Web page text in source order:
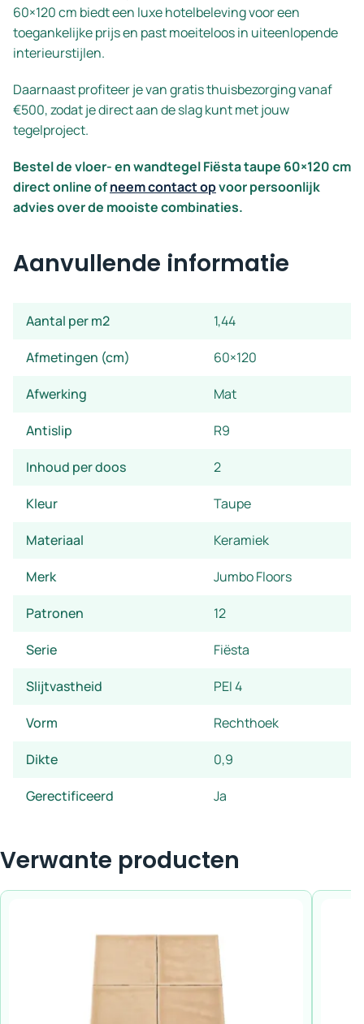
60×120 cm biedt een luxe hotelbeleving voor een
toegankelijke prijs en past moeiteloos in uiteenlopende
interieurstijlen.
Daarnaast profiteer je van gratis thuisbezorging vanaf
€500, zodat je direct aan de slag kunt met jouw
tegelproject.
Bestel de vloer- en wandtegel Fiësta taupe 60×120 cm
direct online ofneem contact opvoor persoonlijk
advies over de mooiste combinaties.
Aanvullende informatie
Aantal per m2 1,44
Afmetingen (cm) 60×120
Afwerking Mat
Antislip R9
Inhoud per doos 2
Kleur Taupe
Materiaal Keramiek
Merk Jumbo Floors
Patronen 12
Serie Fiësta
Slijtvastheid PEI 4
Vorm Rechthoek
Dikte 0,9
Gerectificeerd Ja
Verwante producten